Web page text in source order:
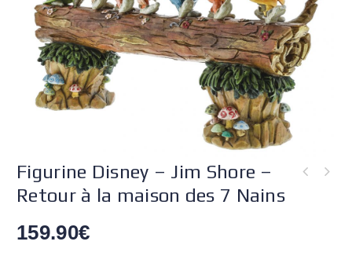
Figurine Disney – Jim Shore –
Retour à la maison des 7 Nains
159.90€